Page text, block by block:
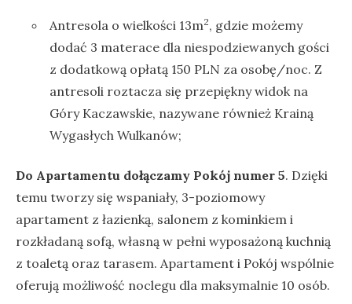
Antresola o wielkości 13m2, gdzie możemy
dodać 3 materace dla niespodziewanych gości
z dodatkową opłatą 150 PLN za osobę/noc. Z
antresoli roztacza się przepiękny widok na
Góry Kaczawskie, nazywane również Krainą
Wygasłych Wulkanów;
Do Apartamentu dołączamy Pokój numer 5. Dzięki
temu tworzy się wspaniały, 3-poziomowy
apartament z łazienką, salonem z kominkiem i
rozkładaną sofą, własną w pełni wyposażoną kuchnią
z toaletą oraz tarasem. Apartament i Pokój wspólnie
oferują możliwość noclegu dla maksymalnie 10 osób.